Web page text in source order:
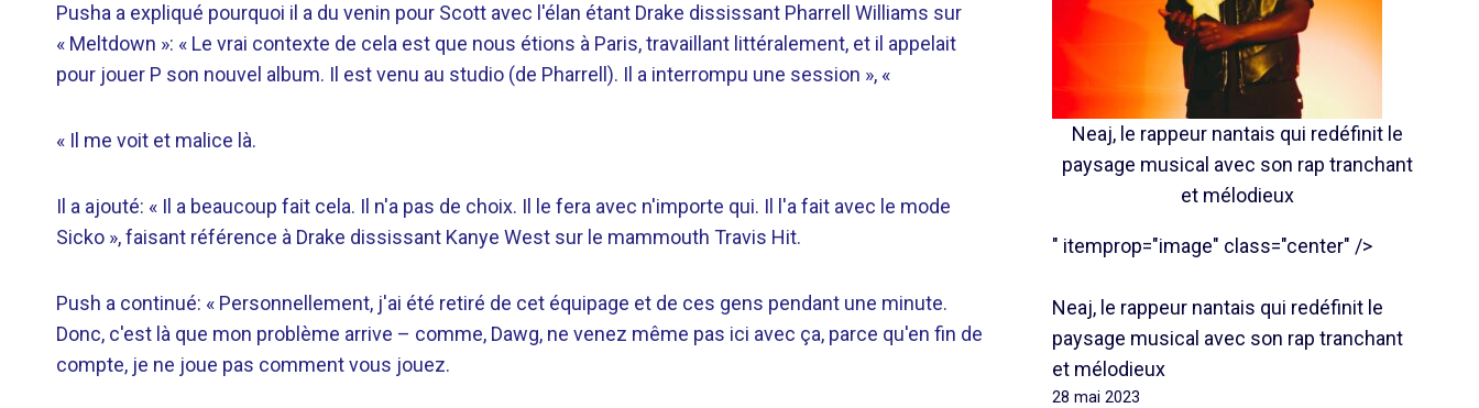
Pusha a expliqué pourquoi il a du venin pour Scott avec l'élan étant Drake dississant Pharrell Williams sur
« Meltdown »: « Le vrai contexte de cela est que nous étions à Paris, travaillant littéralement, et il appelait
pour jouer P son nouvel album. Il est venu au studio (de Pharrell). Il a interrompu une session », «
« Il me voit et malice là.
Il a ajouté: « Il a beaucoup fait cela. Il n'a pas de choix. Il le fera avec n'importe qui. Il l'a fait avec le mode
Sicko », faisant référence à Drake dississant Kanye West sur le mammouth Travis Hit.
Push a continué: « Personnellement, j'ai été retiré de cet équipage et de ces gens pendant une minute.
Donc, c'est là que mon problème arrive – comme, Dawg, ne venez même pas ici avec ça, parce qu'en fin de
compte, je ne joue pas comment vous jouez.
Neaj, le rappeur nantais qui redéfinit le
paysage musical avec son rap tranchant
et mélodieux
" itemprop="image" class="center" />
Neaj, le rappeur nantais qui redéfinit le
paysage musical avec son rap tranchant
et mélodieux
28 mai 2023